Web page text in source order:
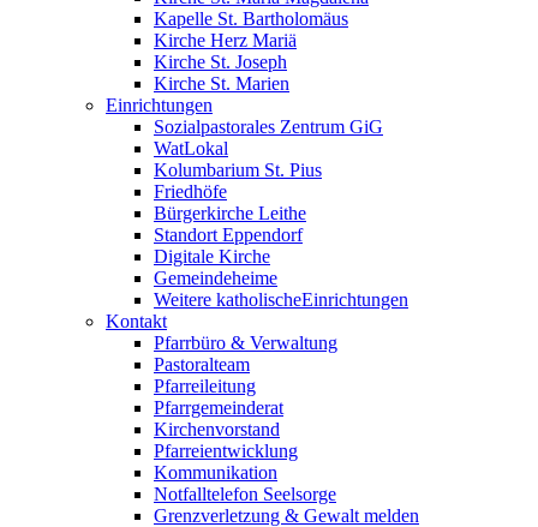
Kapelle St. Bartholomäus
Kirche Herz Mariä
Kirche St. Joseph
Kirche St. Marien
Einrichtungen
Sozialpastorales Zentrum GiG
WatLokal
Kolumbarium St. Pius
Friedhöfe
Bürgerkirche Leithe
Standort Eppendorf
Digitale Kirche
Gemeindeheime
Weitere katholische­­Einrichtungen
Kontakt
Pfarrbüro & Verwaltung
Pastoralteam
Pfarreileitung
Pfarrgemeinderat
Kirchenvorstand
Pfarreientwicklung
Kommunikation
Notfalltelefon Seelsorge
Grenzverletzung & Gewalt melden